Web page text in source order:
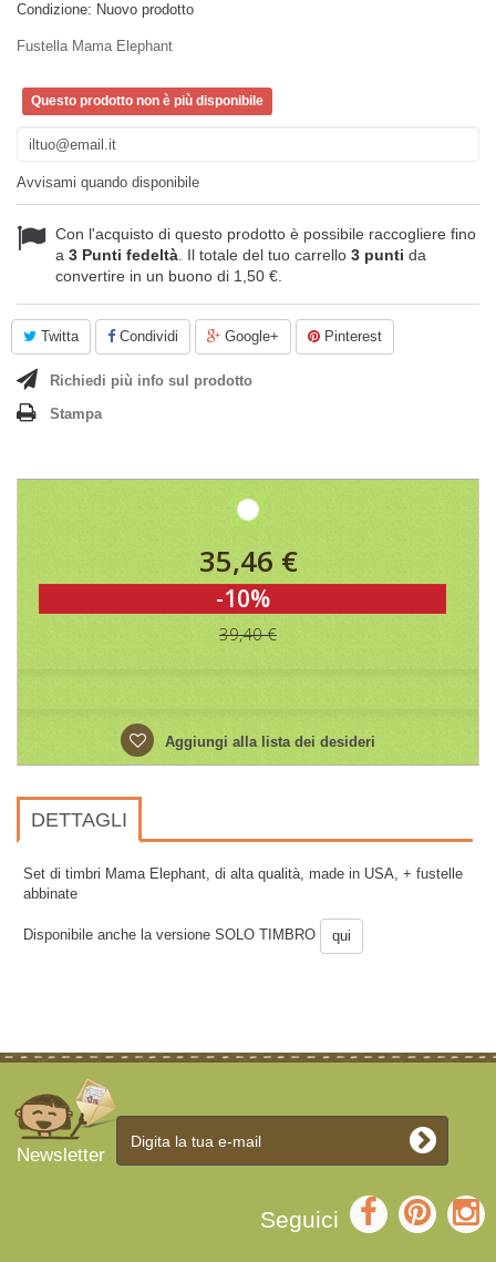
Condizione: Nuovo prodotto
Fustella Mama Elephant
Questo prodotto non è più disponibile
Avvisami quando disponibile
Con l'acquisto di questo prodotto è possibile raccogliere fino
a 3 Punti fedeltà . Il totale del tuo carrello 3 punti da
convertire in un buono di 1,50 €
Twitta Condividi Google+ Pinterest
Richiedi più info sul prodotto
Stampa
35,46 €
-10%
39,40 €
Aggiungi alla lista dei desideri
DETTAGLI
Set di timbri Mama Elephant, di alta qualità, made in USA, + fustelle
abbinate
Disponibile anche la versione SOLO TIMBRO qui
Newsletter
Seguici